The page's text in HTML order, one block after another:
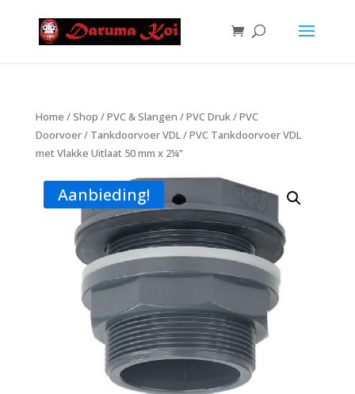
Home /Shop /PVC & Slangen /PVC Druk/PVC
Doorvoer/ Tankdoorvoer VDL/ PVC Tankdoorvoer VDL
met Vlakke Uitlaat 50 mm x 2¼”
Aanbieding!